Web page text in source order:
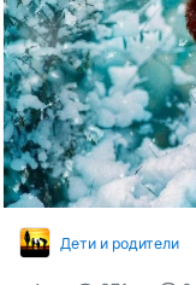
Дети и родители